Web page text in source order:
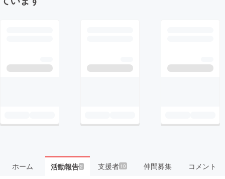
ホーム 活動報告2 支援者 10 仲間募集 コメント